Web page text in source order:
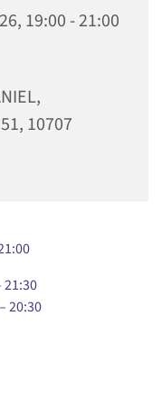
19:00 - 21:00
10707
20:30